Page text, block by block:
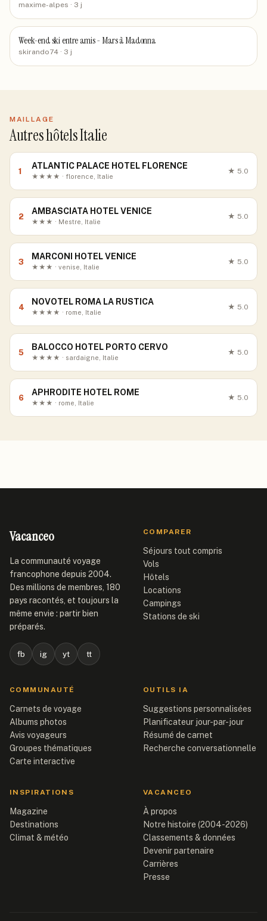
maxime-alpes · 3 j
Week-end ski entre amis - Mars à Madonna
skirando74 · 3 j
MAILLAGE
Autres hôtels Italie
1
ATLANTIC PALACE HOTEL FLORENCE
★★★★ · florence, Italie
★ 5.0
2
AMBASCIATA HOTEL VENICE
★★★ · Mestre, Italie
★ 5.0
3
MARCONI HOTEL VENICE
★★★ · venise, Italie
★ 5.0
4
NOVOTEL ROMA LA RUSTICA
★★★★ · rome, Italie
★ 5.0
5
BALOCCO HOTEL PORTO CERVO
★★★★ · sardaigne, Italie
★ 5.0
6
APHRODITE HOTEL ROME
★★★ · rome, Italie
★ 5.0
Vacanceo
La communauté voyage
francophone depuis 2004.
Des millions de membres, 180
pays racontés, et toujours la
même envie : partir bien
préparés.
fb ig yt tt
COMPARER
Séjours tout compris
Vols
Hôtels
Locations
Campings
Stations de ski
COMMUNAUTÉ
Carnets de voyage
Albums photos
Avis voyageurs
Groupes thématiques
Carte interactive
OUTILS IA
Suggestions personnalisées
Planificateur jour-par-jour
Résumé de carnet
Recherche conversationnelle
INSPIRATIONS
Magazine
Destinations
Climat & météo
VACANCEO
À propos
Notre histoire (2004-2026)
Classements & données
Devenir partenaire
Carrières
Presse